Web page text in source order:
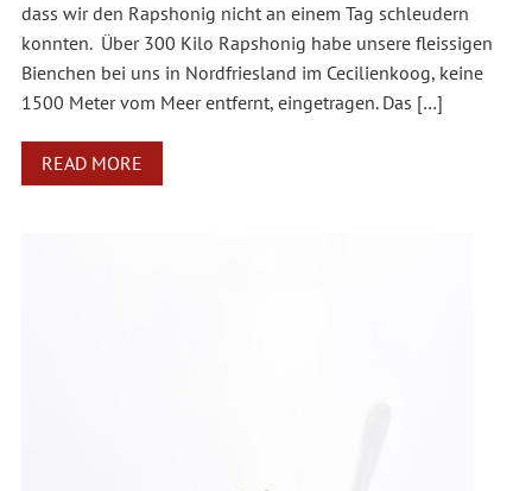
dass wir den Rapshonig nicht an einem Tag schleudern
konnten. Über 300 Kilo Rapshonig habe unsere fleissigen
Bienchen bei uns in Nordfriesland im Cecilienkoog, keine
1500 Meter vom Meer entfernt, eingetragen. Das […]
READ MORE